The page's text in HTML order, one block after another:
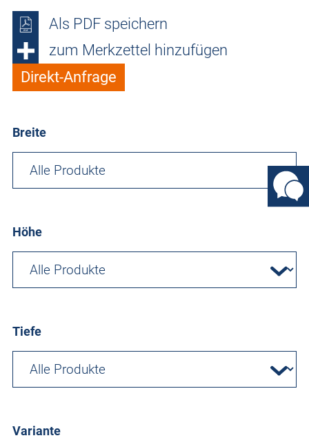
Als PDF speichern
zum Merkzettel hinzufügen
Direkt-Anfrage
Breite
Höhe
Tiefe
Variante